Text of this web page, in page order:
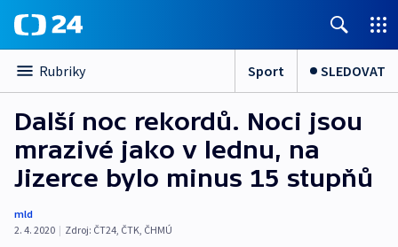
Rubriky Sport SLEDOVAT
Další noc rekordů. Noci jsou
mrazivé jako v lednu, na
Jizerce bylo minus 15 stupňů
mld
2. 4. 2020 | Zdroj: ČT24, ČTK, ČHMÚ